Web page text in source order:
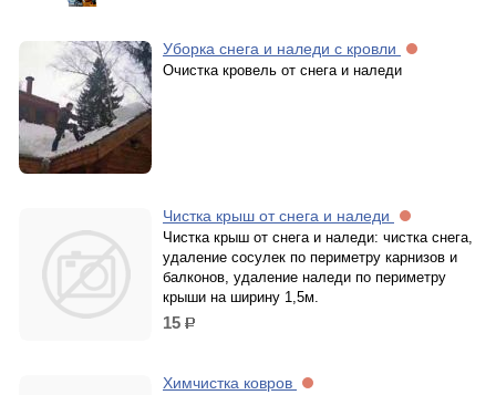
Уборка снега и наледи с кровли
Очистка кровель от снега и наледи
Чистка крыш от снега и наледи
Чистка крыш от снега и наледи: чистка снега,
удаление сосулек по периметру карнизов и
балконов, удаление наледи по периметру
крыши на ширину 1,5м.
15 р.
Химчистка ковров